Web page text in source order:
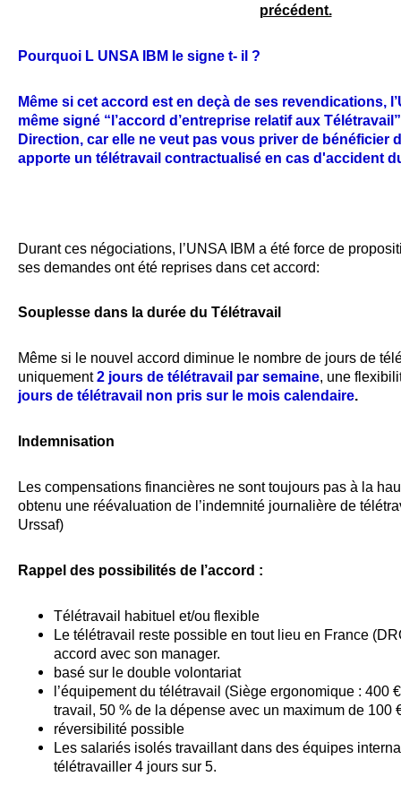
précédent.
Pourquoi L UNSA IBM le signe t- il ?
Même si cet accord est en deçà de ses revendications,
même signé “l’accord d’entreprise relatif aux
Direction, car elle ne veut pas vous priver de bénéficier
apporte un télétravail contractualisé en cas d'accident
Durant ces négociations, l’UNSA IBM a été force de
ses demandes ont été reprises dans cet accord:
Souplesse dans la durée du Télétravai
Même si le nouvel accord diminue le nombre de jours de
uniquement 2 jours de télétravail par semaine, une
jours de télétravail non pris sur le mois calendaire.
Indemnisation
Les compensations financières ne sont toujours pas à la
obtenu une réévaluation de l’indemnité journalière de
Urssaf)
Rappel des possibilités de l’accord :
Télétravail habituel et/ou flexible
Le télétravail reste possible en tout lieu en France
accord avec son manager.
basé sur le double volontariat
l’équipement du télétravail (Siège ergonomique : 400
travail, 50 % de la dépense avec un maximum de 100
réversibilité possible
Les salariés isolés travaillant dans des équipes
télétravailler 4 jours sur 5.